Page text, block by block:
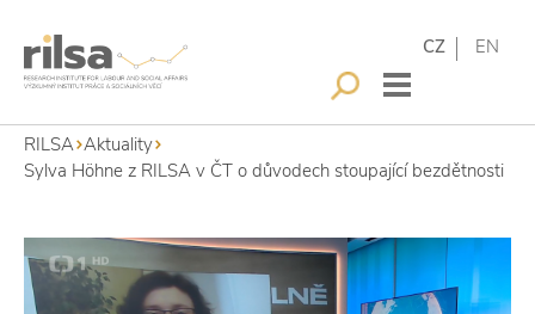
CZ EN
RILSA Aktuality
Sylva Höhne z RILSA v ČT o důvodech stoupající bezdětnosti